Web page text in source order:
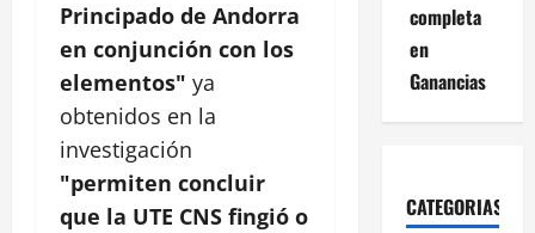
Principado de Andorra
en conjunción con los
elementos" ya
obtenidos en la
investigación
"permiten concluir
que la UTE CNS fingió o
completa
en
Ganancias
CATEGORIAS